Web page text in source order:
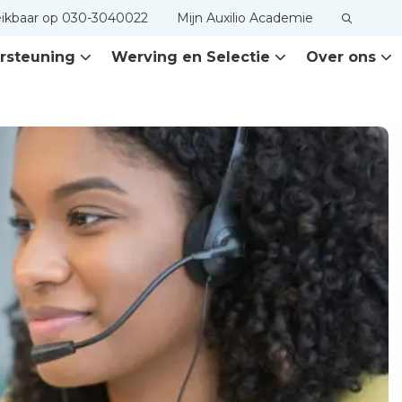
op 030-3040022 Mijn Auxilio Academie
Werving en Selectie Over ons